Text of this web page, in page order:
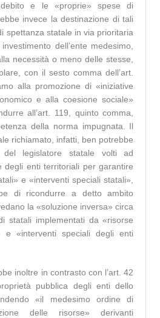
e le «proprie» spese di
invece la destinazione di tali
spettanza statale in via prioritaria
dell’ente medesimo,
necessità o meno delle stesse,
con il sesto comma dell’art.
alla promozione di «iniziative
e alla coesione sociale»
all’art. 119, quinto comma,
della norma impugnata. Il
richiamato, infatti, ben potrebbe
del legislatore statale volti ad
degli enti territoriali per garantire
e «interventi speciali statali»,
di ricondurre a detto ambito
la «soluzione inversa» circa
statali implementati da «risorse
e «interventi speciali degli enti
inoltre in contrasto con l’art. 42
pubblica degli enti dello
«il medesimo ordine di
delle risorse» derivanti